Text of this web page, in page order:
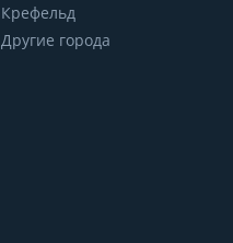
Крефельд
Другие города